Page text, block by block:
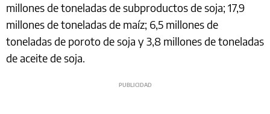
millones de toneladas de subproductos de soja; 17,9
millones de toneladas de maíz; 6,5 millones de
toneladas de poroto de soja y 3,8 millones de toneladas
de aceite de soja.